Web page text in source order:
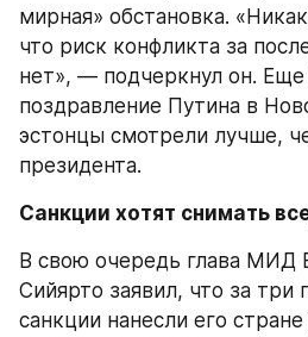
мирная» обстановка.
что риск конфликта за
нет», — подчеркнул он.
поздравление Путина в
эстонцы смотрели лучше,
президента.
Санкции хотят снимать
В свою очередь глава МИД
Сийярто заявил, что за три
санкции нанесли его